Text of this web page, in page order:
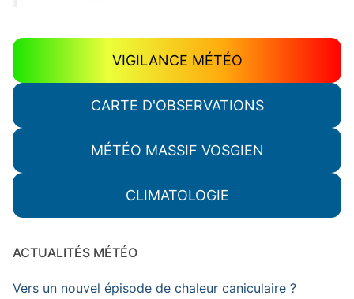
VIGILANCE MÉTÉO
CARTE D'OBSERVATIONS
MÉTÉO MASSIF VOSGIEN
CLIMATOLOGIE
ACTUALITÉS MÉTÉO
Vers un nouvel épisode de chaleur caniculaire ?